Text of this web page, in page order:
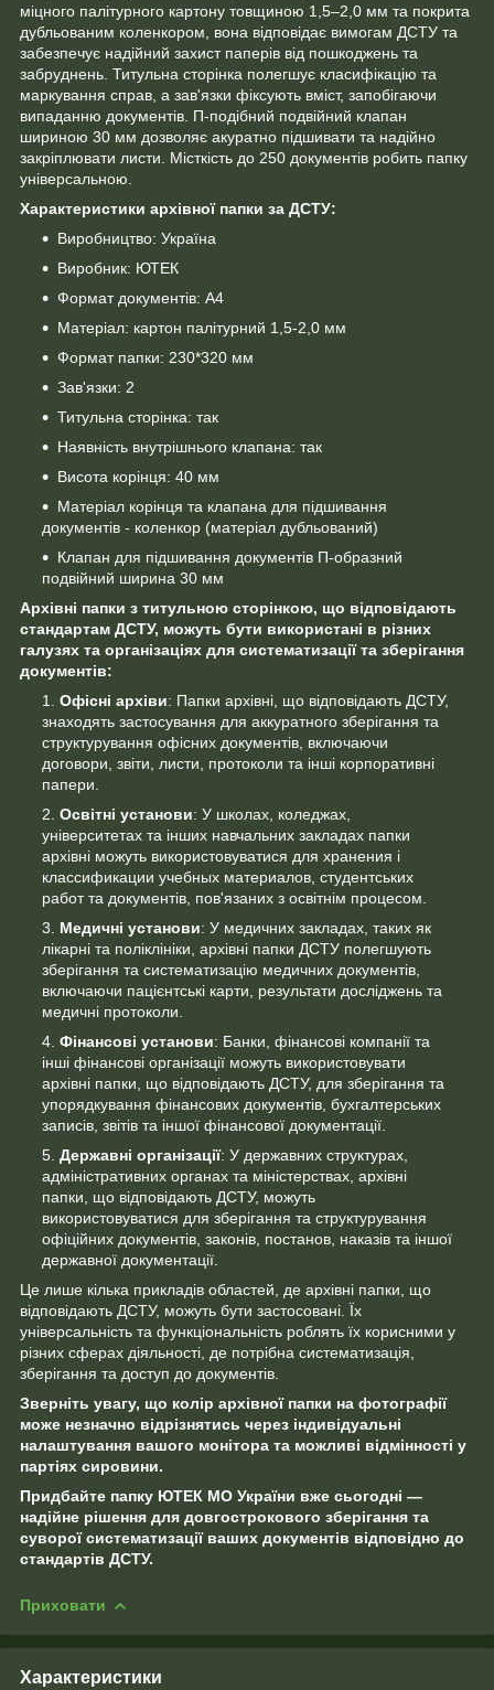
міцного палітурного картону товщиною 1,5–2,0 мм та покрита
дубльованим коленкором, вона відповідає вимогам ДСТУ та
забезпечує надійний захист паперів від пошкоджень та
забруднень. Титульна сторінка полегшує класифікацію та
маркування справ, а зав'язки фіксують вміст, запобігаючи
випаданню документів. П-подібний подвійний клапан
шириною 30 мм дозволяє акуратно підшивати та надійно
закріплювати листи. Місткість до 250 документів робить папку
універсальною.
Характеристики архівної папки за ДСТУ:
Виробництво: Україна
Виробник: ЮТЕК
Формат документів: А4
Матеріал: картон палітурний 1,5-2,0 мм
Формат папки: 230*320 мм
Зав'язки: 2
Титульна сторінка: так
Наявність внутрішнього клапана: так
Висота корінця: 40 мм
Матеріал корінця та клапана для підшивання
документів - коленкор (матеріал дубльований)
Клапан для підшивання документів П-образний
подвійний ширина 30 мм
Архівні папки з титульною сторінкою, що відповідають
стандартам ДСТУ, можуть бути використані в різних
галузях та організаціях для систематизації та зберігання
документів:
Офісні архіви: Папки архівні, що відповідають ДСТУ,
знаходять застосування для аккуратного зберігання та
структурування офісних документів, включаючи
договори, звіти, листи, протоколи та інші корпоративні
папери.
Освітні установи: У школах, коледжах,
університетах та інших навчальних закладах папки
архівні можуть використовуватися для хранения і
классификации учебных материалов, студентських
работ та документів, пов'язаних з освітнім процесом.
Медичні установи: У медичних закладах, таких як
лікарні та поліклініки, архівні папки ДСТУ полегшують
зберігання та систематизацію медичних документів,
включаючи пацієнтські карти, результати досліджень та
медичні протоколи.
Фінансові установи: Банки, фінансові компанії та
інші фінансові організації можуть використовувати
архівні папки, що відповідають ДСТУ, для зберігання та
упорядкування фінансових документів, бухгалтерських
записів, звітів та іншої фінансової документації.
Державні організації: У державних структурах,
адміністративних органах та міністерствах, архівні
папки, що відповідають ДСТУ, можуть
використовуватися для зберігання та структурування
офіційних документів, законів, постанов, наказів та іншої
державної документації.
Це лише кілька прикладів областей, де архівні папки, що
відповідають ДСТУ, можуть бути застосовані. Їх
універсальність та функціональність роблять їх корисними у
різних сферах діяльності, де потрібна систематизація,
зберігання та доступ до документів.
Зверніть увагу, що колір архівної папки на фотографії
може незначно відрізнятись через індивідуальні
налаштування вашого монітора та можливі відмінності у
партіях сировини.
Придбайте папку ЮТЕК МО України вже сьогодні —
надійне рішення для довгострокового зберігання та
суворої систематизації ваших документів відповідно до
стандартів ДСТУ.
Приховати
Характеристики